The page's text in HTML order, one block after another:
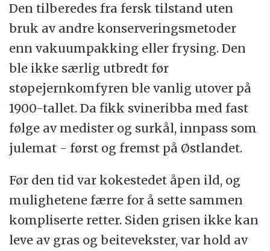
Den tilberedes fra fersk tilstand uten
bruk av andre konserveringsmetoder
enn vakuumpakking eller frysing. Den
ble ikke særlig utbredt før
støpejernkomfyren ble vanlig utover på
1900-tallet. Da fikk svineribba med fast
følge av medister og surkål, innpass som
julemat - først og fremst på Østlandet.
Før den tid var kokestedet åpen ild, og
mulighetene færre for å sette sammen
kompliserte retter. Siden grisen ikke kan
leve av gras og beitevekster, var hold av